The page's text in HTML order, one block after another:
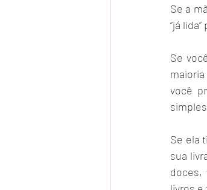
Se a
“já
Se
você
Se ela
sua
doces,